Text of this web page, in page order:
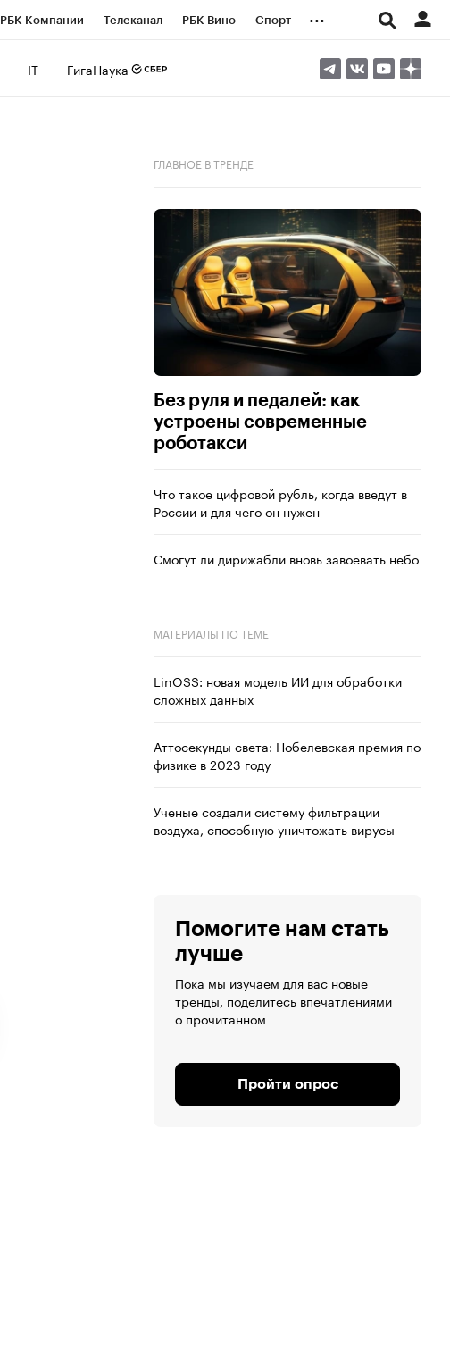
РБК Компании Телеканал РБК Вино Спорт ...
IT ГигаНаука
ГЛАВНОЕ В ТРЕНДЕ
Без руля и педалей: как
устроены современные
роботакси
Что такое цифровой рубль, когда введут в
России и для чего он нужен
Смогут ли дирижабли вновь завоевать небо
МАТЕРИАЛЫ ПО ТЕМЕ
LinOSS: новая модель ИИ для обработки
сложных данных
Аттосекунды света: Нобелевская премия по
физике в 2023 году
Ученые создали систему фильтрации
воздуха, способную уничтожать вирусы
Помогите нам стать
лучше
Пока мы изучаем для вас новые
тренды, поделитесь впечатлениями
о прочитанном
Пройти опрос